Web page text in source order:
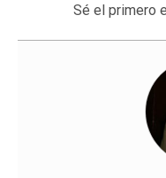
Sé el primero